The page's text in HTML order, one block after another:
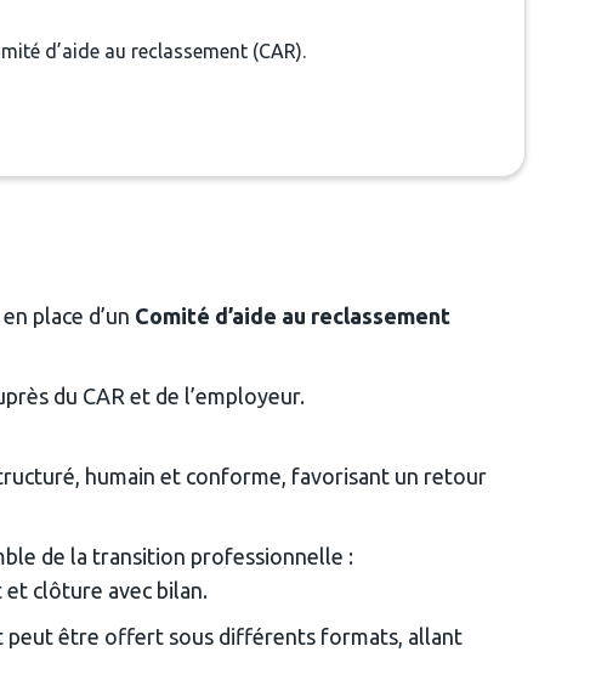
d’aide au reclassement (CAR).
place d’un Comité d’aide au reclassement
du CAR et de l’employeur.
humain et conforme, favorisant un retour
de la transition professionnelle :
clôture avec bilan.
peut être offert sous différents formats, allant